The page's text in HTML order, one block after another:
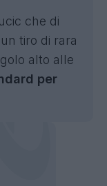
che di
tiro di rara
alto alle
per